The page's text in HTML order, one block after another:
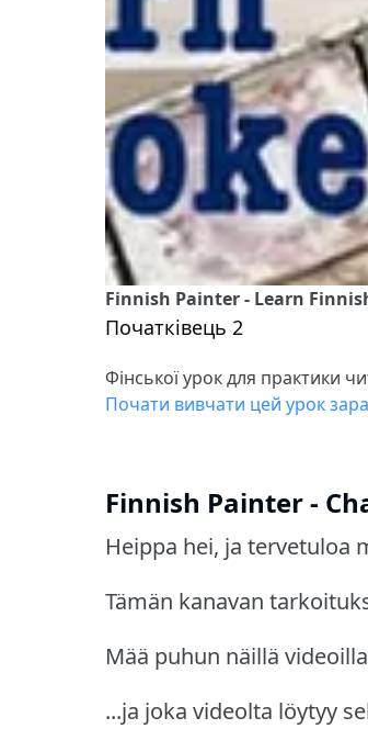
Finnish Painter - Learn
Початківець 2
Фінської урок для практики
Почати вивчати цей урок
Finnish Painter -
Heippa hei, ja tervetuloa
Tämän kanavan
Mää puhun näillä
...ja joka videolta löytyy